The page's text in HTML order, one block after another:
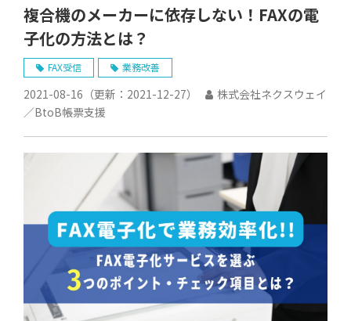
複合機のメーカーに依存しない！FAXの電
子化の方法とは？
FAX受信 業務改善
2021-08-16 （更新： 2021-12-27）
株式会社ネクスウェイ
／BtoB帳票支援